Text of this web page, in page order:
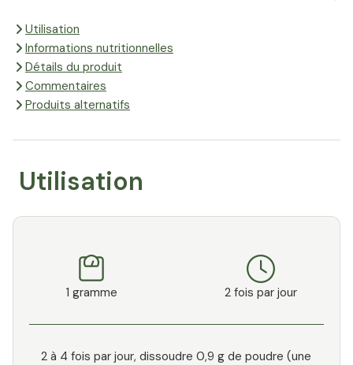
Utilisation
Informations nutritionnelles
Détails du produit
Commentaires
Produits alternatifs
Utilisation
1 gramme 2 fois par jour
2 à 4 fois par jour, dissoudre 0,9 g de poudre (une